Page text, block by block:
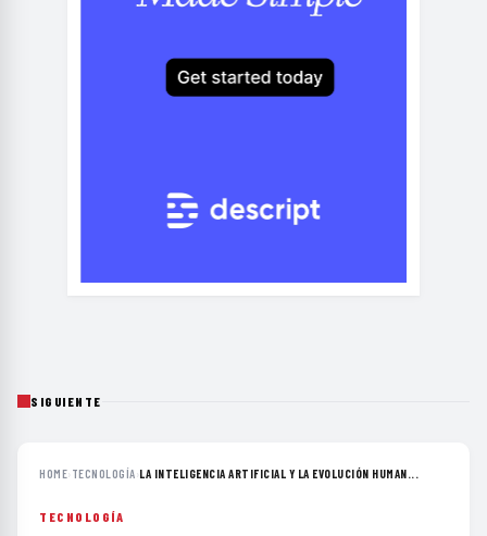
SIGUIENTE
HOME› TECNOLOGÍA›LA INTELIGENCIA ARTIFICIAL Y LA EVOLUCIÓN HUMAN...
TECNOLOGÍA